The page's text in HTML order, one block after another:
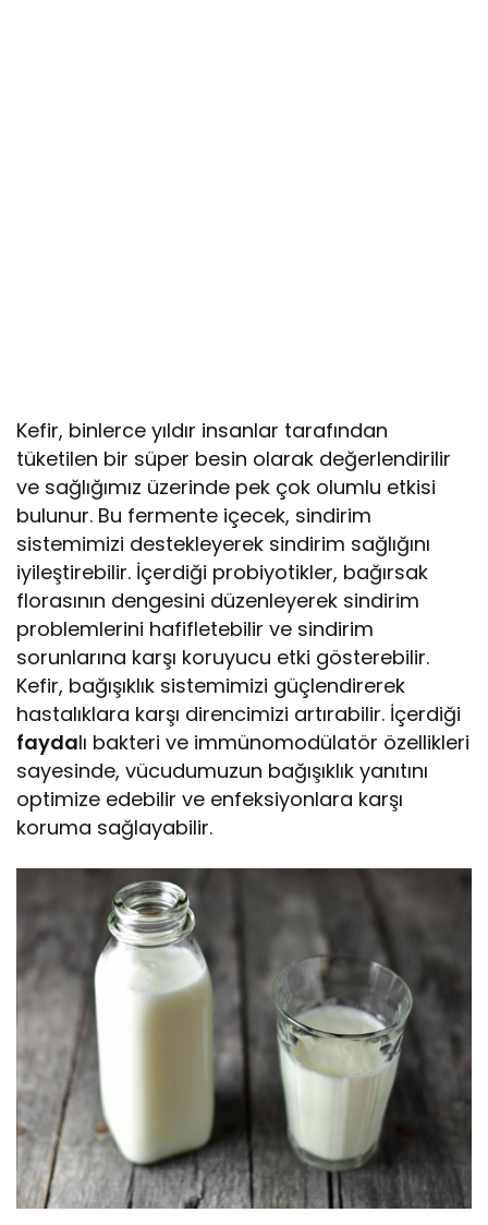
Kefir, binlerce yıldır insanlar tarafından
tüketilen bir süper besin olarak değerlendirilir
ve sağlığımız üzerinde pek çok olumlu etkisi
bulunur. Bu fermente içecek, sindirim
sistemimizi destekleyerek sindirim sağlığını
iyileştirebilir. İçerdiği probiyotikler, bağırsak
florasının dengesini düzenleyerek sindirim
problemlerini hafifletebilir ve sindirim
sorunlarına karşı koruyucu etki gösterebilir.
Kefir, bağışıklık sistemimizi güçlendirerek
hastalıklara karşı direncimizi artırabilir. İçerdiği
faydalı bakteri ve immünomodülatör özellikleri
sayesinde, vücudumuzun bağışıklık yanıtını
optimize edebilir ve enfeksiyonlara karşı
koruma sağlayabilir.